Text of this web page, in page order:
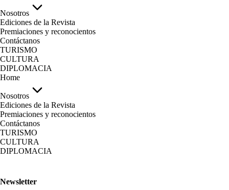
Nosotros
Ediciones de la Revista
Premiaciones y reconocientos
Contáctanos
TURISMO
CULTURA
DIPLOMACIA
Home
Nosotros
Ediciones de la Revista
Premiaciones y reconocientos
Contáctanos
TURISMO
CULTURA
DIPLOMACIA
Newsletter